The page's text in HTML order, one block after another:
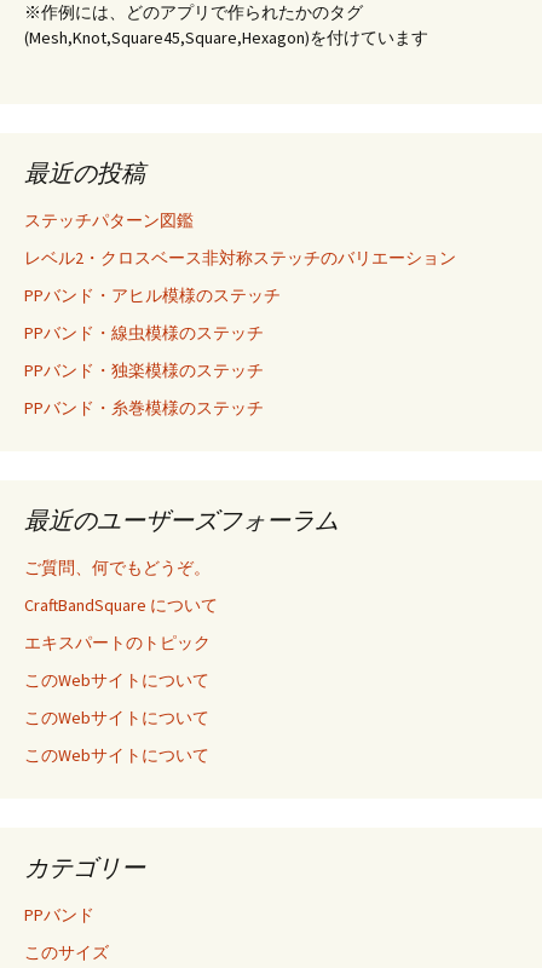
※作例には、どのアプリで作られたかのタグ
(Mesh,Knot,Square45,Square,Hexagon)を付けています
最近の投稿
ステッチパターン図鑑
レベル2・クロスベース非対称ステッチのバリエーション
PPバンド・アヒル模様のステッチ
PPバンド・線虫模様のステッチ
PPバンド・独楽模様のステッチ
PPバンド・糸巻模様のステッチ
最近のユーザーズフォーラム
ご質問、何でもどうぞ。
CraftBandSquare について
エキスパートのトピック
このWebサイトについて
このWebサイトについて
このWebサイトについて
カテゴリー
PPバンド
このサイズ